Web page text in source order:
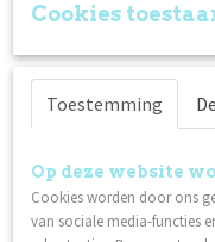
Ook interessant
Cookies
Toestemming
Op deze website
Cookies worden door ons
van sociale media-functies